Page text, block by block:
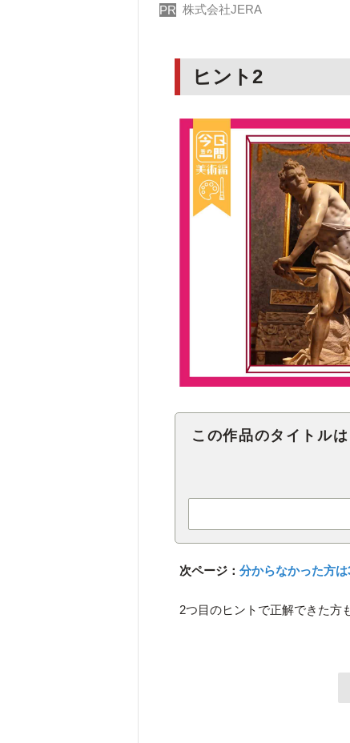
PR 株式会社JERA
ヒント2
この作品のタイトルは
次ページ：分からなかった方は
2つ目のヒントで正解できた方